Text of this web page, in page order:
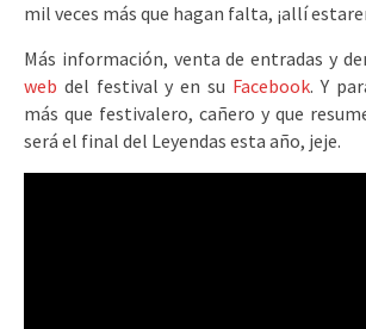
mil veces más que hagan falta, ¡allí
Más información, venta de entradas y
web del festival y en su Facebook. Y
más que festivalero, cañero y que
será el final del Leyendas esta año, jeje.